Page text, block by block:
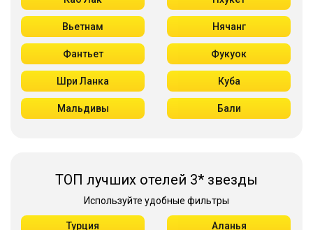
Вьетнам Нячанг
Фантьет Фукуок
Шри Ланка Куба
Мальдивы Бали
ТОП лучших отелей 3* звезды
Используйте удобные фильтры
Турция Аланья